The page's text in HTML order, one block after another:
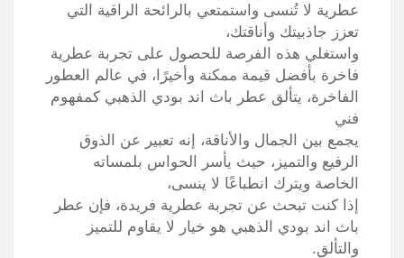
عطرية لا تُنسى واستمتعي بالرائحة الراقية التي
تعزز جاذبيتك وأناقتك،
واستغلي هذه الفرصة للحصول على تجربة عطرية
فاخرة بأفضل قيمة ممكنة وأخيرًا، في عالم العطور
الفاخرة، يتألق عطر باث اند بودي الذهبي كمفهوم
فني
يجمع بين الجمال والأناقة، إنه تعبير عن الذوق
الرفيع والتميز، حيث يأسر الحواس بلمساته
الخاصة ويترك انطباعًا لا ينسى،
إذا كنت تبحث عن تجربة عطرية فريدة، فإن عطر
باث اند بودي الذهبي هو خيار لا يقاوم للتميز
والتألق.